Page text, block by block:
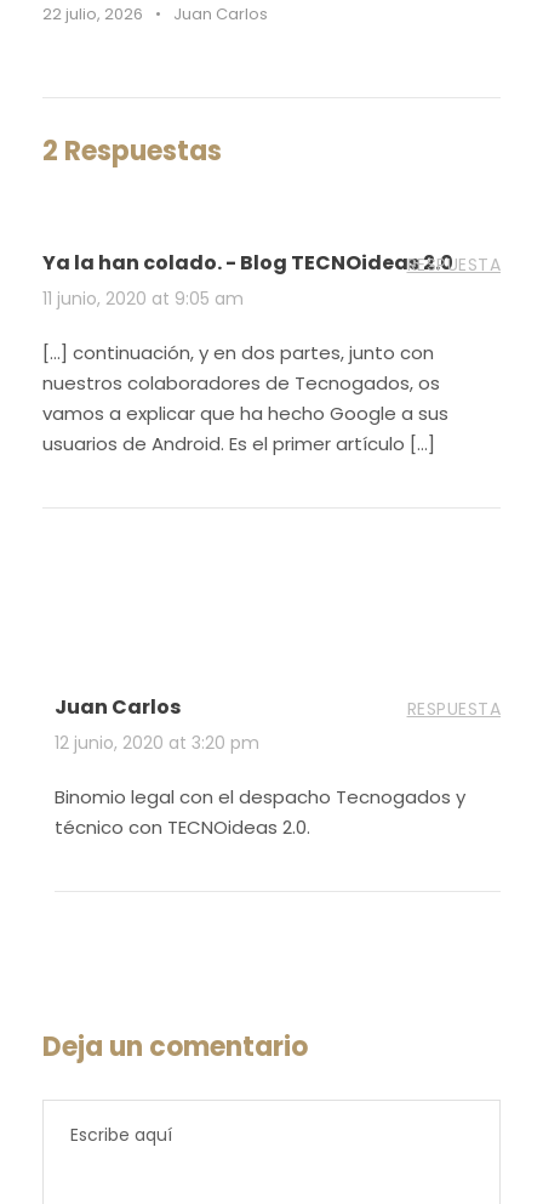
22 julio, 2026 • Juan Carlos
2 Respuestas
Ya la han colado. - Blog TECNOideas 2.0
11 junio, 2020 at 9:05 am
RESPUESTA
[…] continuación, y en dos partes, junto con
nuestros colaboradores de Tecnogados, os
vamos a explicar que ha hecho Google a sus
usuarios de Android. Es el primer artículo […]
Juan Carlos
12 junio, 2020 at 3:20 pm
RESPUESTA
Binomio legal con el despacho Tecnogados y
técnico con TECNOideas 2.0.
Deja un comentario